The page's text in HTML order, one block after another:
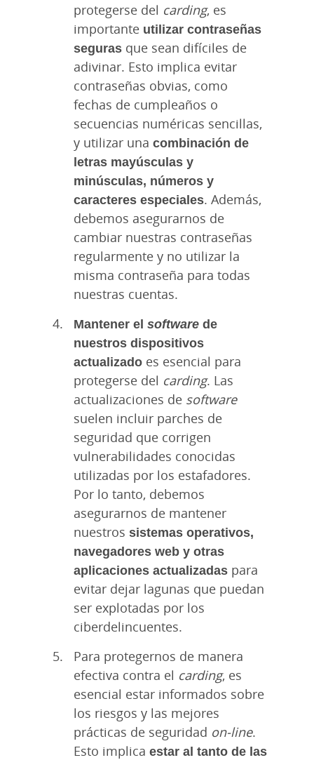
protegerse del carding, es
importante utilizar contraseñas
seguras que sean difíciles de
adivinar. Esto implica evitar
contraseñas obvias, como
fechas de cumpleaños o
secuencias numéricas sencillas,
y utilizar una combinación de
letras mayúsculas y
minúsculas, números y
caracteres especiales. Además,
debemos asegurarnos de
cambiar nuestras contraseñas
regularmente y no utilizar la
misma contraseña para todas
nuestras cuentas.
Mantener el software de
nuestros dispositivos
actualizado es esencial para
protegerse del carding. Las
actualizaciones de software
suelen incluir parches de
seguridad que corrigen
vulnerabilidades conocidas
utilizadas por los estafadores.
Por lo tanto, debemos
asegurarnos de mantener
nuestros sistemas operativos,
navegadores web y otras
aplicaciones actualizadas para
evitar dejar lagunas que puedan
ser explotadas por los
ciberdelincuentes.
Para protegernos de manera
efectiva contra el carding, es
esencial estar informados sobre
los riesgos y las mejores
prácticas de seguridad on-line.
Esto implica estar al tanto de las